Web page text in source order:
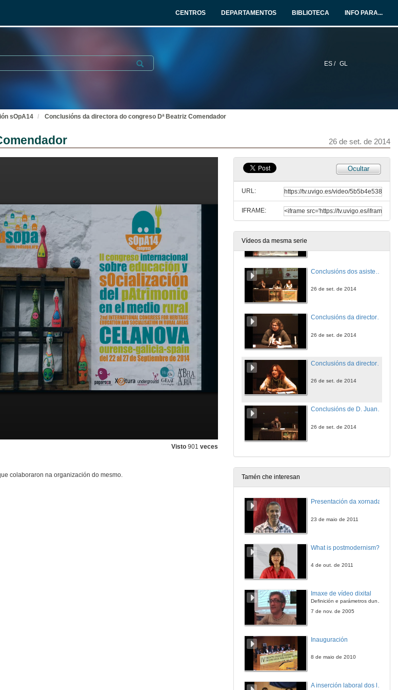
CENTROS DEPARTAMENTOS BIBLIOTECA INFO PARA...
ES / GL
Submit
sOpA14 Conclusións da directora do congreso Dª Beatriz Comendador
26 de set. de 2014
Visto 901 veces
colaboraron na organización do mesmo.
Ocultar
URL:
IFRAME:
Vídeos da mesma serie
26 de set. de 2014
O caso do proxecto "Ribeira na cidade"
26 de set. de 2014
26 de set. de 2014
Conclusións da directora do congreso Dª Sabah Walid
26 de set. de 2014
26 de set. de 2014
Conclusións de D. Juanjo Pulido
26 de set. de 2014
Tamén che interesan
Presentación da xornada
23 de maio de 2011
What is postmodernism?
4 de out. de 2011
Imaxe de vídeo dixital
Definición e parámetros dunha imaxe dixital. Resolución e Aspecto. Profundidade da cor. Compresión. Frame por segundo. Entrelazado. Campos, cadros
7 de nov. de 2005
Inauguración
8 de maio de 2010
A inserción laboral dos licenciados en Ciencias do Mar: a carreira investigadora